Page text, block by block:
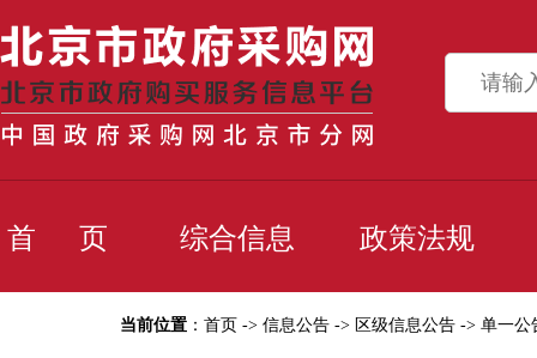
首 页 综合信息 政策法规
当前位置 ： 首页 -> 信息公告 -> 区级信息公告 -> 单一公